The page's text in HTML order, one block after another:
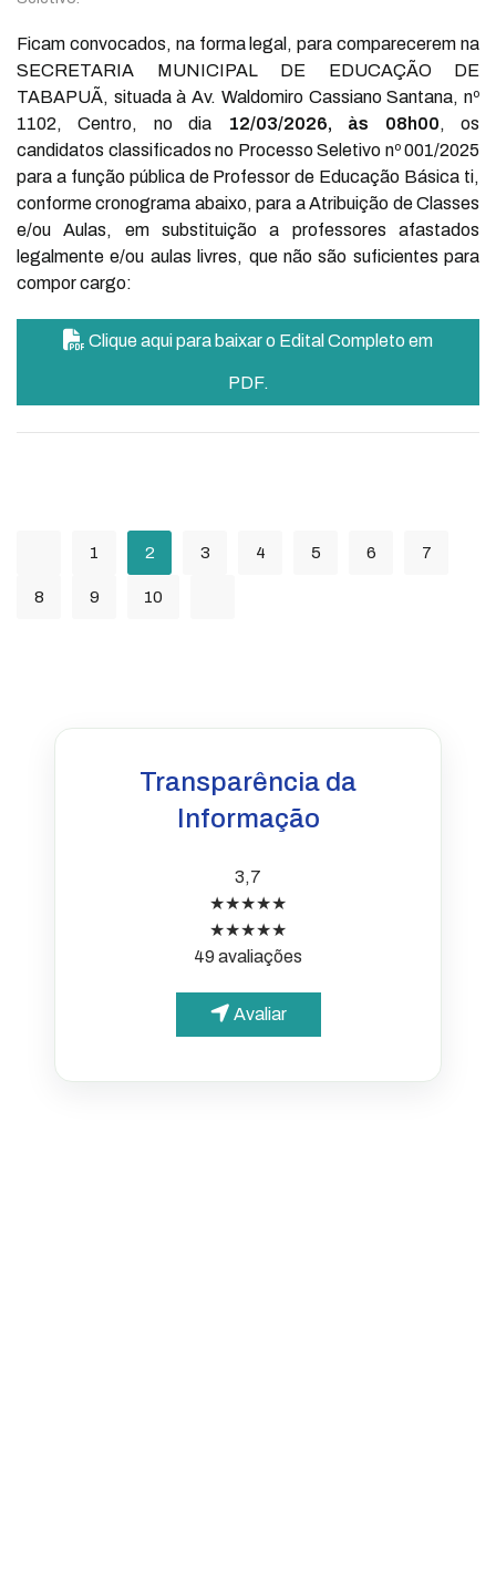
Ficam convocados, na forma legal, para comparecerem na
SECRETARIA MUNICIPAL DE EDUCAÇÃO DE
TABAPUÃ, situada à Av. Waldomiro Cassiano Santana, nº
1102, Centro, no dia
12/03/2026, às 08h00, os
candidatos classificados no Processo Seletivo nº 001/2025
para a função pública de Professor de Educação Básica ti,
conforme cronograma abaixo, para a Atribuição de Classes
e/ou Aulas, em substituição a professores afastados
legalmente e/ou aulas livres, que não são suficientes para
compor cargo:
Clique aqui para baixar o Edital Completo em
PDF.
1 2 3 4 5 6 7
8 9 10
Transparência da
Informação
3,7
★★★★★
★★★★★
49 avaliações
Avaliar